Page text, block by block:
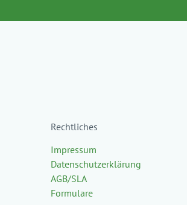
Rechtliches
Impressum
Datenschutzerklärung
AGB/SLA
Formulare